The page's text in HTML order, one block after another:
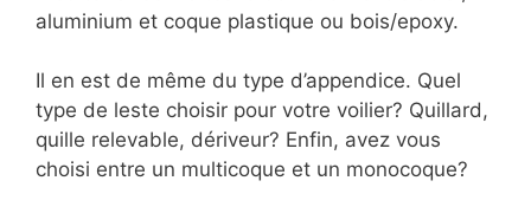
aluminium et coque plastique ou bois/epoxy.
Il en est de même du type d’appendice. Quel
type de leste choisir pour votre voilier? Quillard,
quille relevable, dériveur? Enfin, avez vous
choisi entre un multicoque et un monocoque?